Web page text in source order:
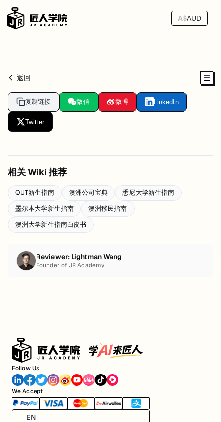
A$AUD
返回
复制链接 微信 微博 LinkedIn
Twitter
相关 Wiki 推荐
QUT新生指南 澳洲公司宝典
悉尼大学新生指南
墨尔本大学新生指南
澳洲移民指南
澳洲大学新生指南白皮书
Reviewer: Lightman Wang
Founder of JR Academy
Follow Us
We Accept
EN